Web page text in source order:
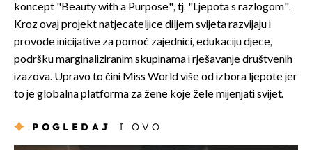
koncept "Beauty with a Purpose", tj. "Ljepota s razlogom".
Kroz ovaj projekt natjecateljice diljem svijeta razvijaju i
provode inicijative za pomoć zajednici, edukaciju djece,
podršku marginaliziranim skupinama i rješavanje društvenih
izazova. Upravo to čini Miss World više od izbora ljepote jer
to je globalna platforma za žene koje žele mijenjati svijet.
POGLEDAJ I OVO